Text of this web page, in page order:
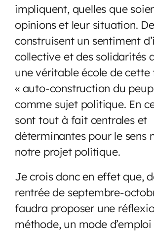
impliquent, quelles que
opinions et leur situation.
construisent un sentiment
collective et des solidarités
une véritable école de cette
« auto-construction du
comme sujet politique. En
sont tout à fait centrales et
déterminantes pour le sens
notre projet politique.
Je crois donc en effet que,
rentrée de septembre-
faudra proposer une
méthode, un mode